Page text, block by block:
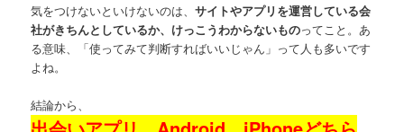
気をつけないといけないのは、サイトやアプリを運営している会
社がきちんとしているか、けっこうわからないものってこと。あ
る意味、「使ってみて判断すればいいじゃん」って人も多いです
よね。
結論から、